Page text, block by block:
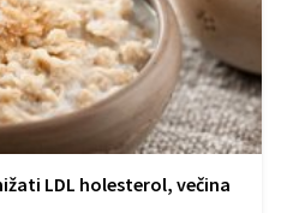
LDL holesterol, večina